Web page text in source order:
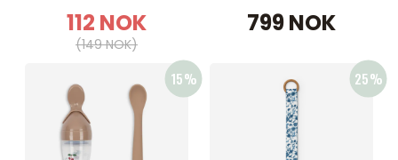
112 NOK
(149 NOK)
799 NOK